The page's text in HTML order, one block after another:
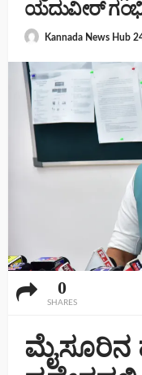
ಯದುವೀರ್
Kannada News Hub
0
SHARES
ಮೈಸೂರಿನ